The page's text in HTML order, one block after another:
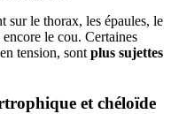
sur le thorax, les épaules, le
le cou. Certaines
tension, sont plus sujettes
et chéloïde